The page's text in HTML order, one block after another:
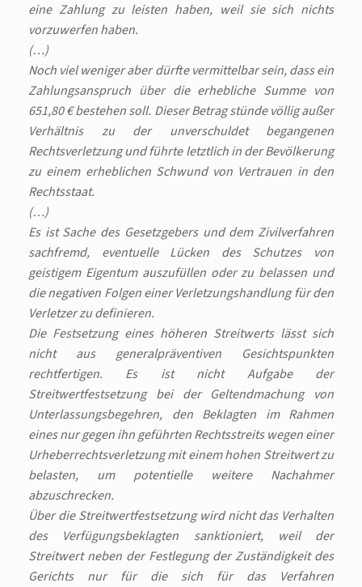
eine Zahlung zu leisten haben, weil sie sich nichts
vorzuwerfen haben.
(…)
Noch viel weniger aber dürfte vermittelbar sein, dass ein
Zahlungsanspruch über die erhebliche Summe von
651,80 € bestehen soll. Dieser Betrag stünde völlig außer
Verhältnis zu der unverschuldet begangenen
Rechtsverletzung und führte letztlich in der Bevölkerung
zu einem erheblichen Schwund von Vertrauen in den
Rechtsstaat.
(…)
Es ist Sache des Gesetzgebers und dem Zivilverfahren
sachfremd, eventuelle Lücken des Schutzes von
geistigem Eigentum auszufüllen oder zu belassen und
die negativen Folgen einer Verletzungshandlung für den
Verletzer zu definieren.
Die Festsetzung eines höheren Streitwerts lässt sich
nicht aus generalpräventiven Gesichtspunkten
rechtfertigen. Es ist nicht Aufgabe der
Streitwertfestsetzung bei der Geltendmachung von
Unterlassungsbegehren, den Beklagten im Rahmen
eines nur gegen ihn geführten Rechtsstreits wegen einer
Urheberrechtsverletzung mit einem hohen Streitwert zu
belasten, um potentielle weitere Nachahmer
abzuschrecken.
Über die Streitwertfestsetzung wird nicht das Verhalten
des Verfügungsbeklagten sanktioniert, weil der
Streitwert neben der Festlegung der Zuständigkeit des
Gerichts nur für die sich für das Verfahren